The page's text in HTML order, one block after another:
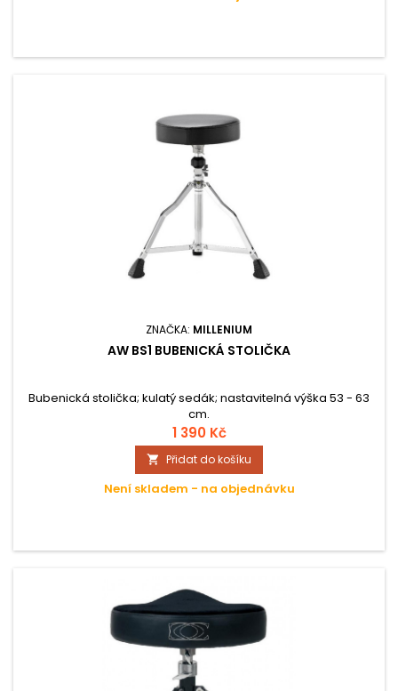
ZNAČKA: MILLENIUM
AW BS1 BUBENICKÁ STOLIČKA
Bubenická stolička; kulatý sedák; nastavitelná výška 53 - 63
cm.
1 390 Kč
 Přidat do košíku
Není skladem - na objednávku